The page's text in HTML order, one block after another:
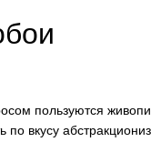
пользуются
вкусу